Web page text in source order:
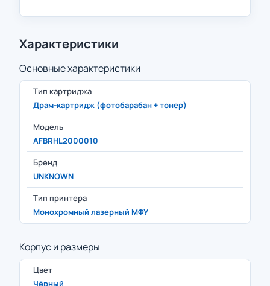
Характеристики
Основные характеристики
Тип картриджа
Драм-картридж (фотобарабан + тонер)
Модель
AFBRHL2000010
Бренд
UNKNOWN
Тип принтера
Монохромный лазерный МФУ
Корпус и размеры
Цвет
Чёрный